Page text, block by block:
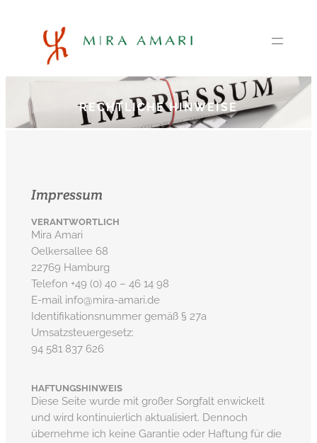
springen
RECHTLICHE HINWEISE
Impressum
VERANTWORTLICH
Mira Amari
Oelkersallee 68
22769 Hamburg
Telefon +49 (0) 40 – 46 14 98
E-mail info@mira-amari.de
Identifikationsnummer gemäß § 27a
Umsatzsteuergesetz:
94 581 837 626
HAFTUNGSHINWEIS
Diese Seite wurde mit großer Sorgfalt enwickelt
und wird kontinuierlich aktualisiert. Dennoch
übernehme ich keine Garantie oder Haftung für die